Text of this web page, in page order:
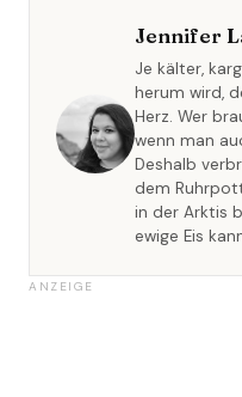
Jennifer
Je kälter,
herum wird,
Herz. Wer
wenn man
Deshalb
dem
in der Arktis
ewige Eis
ANZEIGE